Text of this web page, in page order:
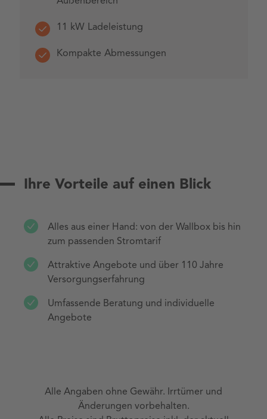
11 kW Ladeleistung
Kompakte Abmessungen
Ihre Vorteile auf einen Blick
Alles aus einer Hand: von der Wallbox bis hin
zum passenden Stromtarif
Attraktive Angebote und über 110 Jahre
Versorgungserfahrung
Umfassende Beratung und individuelle
Angebote
Alle Angaben ohne Gewähr. Irrtümer und
Änderungen vorbehalten.